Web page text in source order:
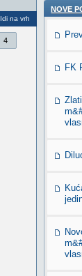
Idi na vrh
4
NOVE
FK